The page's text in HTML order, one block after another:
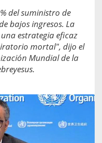
del suministro de
bajos ingresos. La
estrategia eficaz
mortal", dijo el
Mundial de la